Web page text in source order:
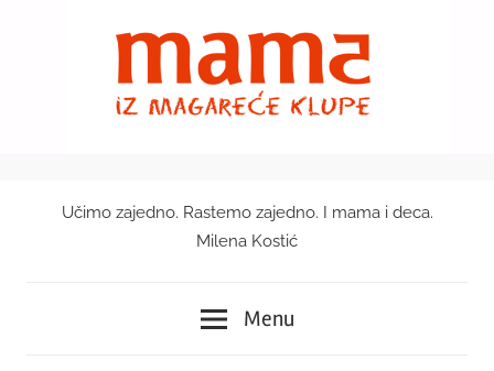
Mama
magareće
Učimo zajedno. Rastemo zajedno. I mama i deca.
Milena Kostić
Menu